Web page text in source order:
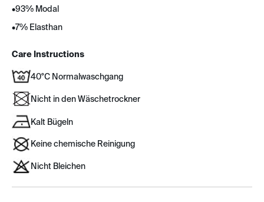
•93% Modal
•7% Elasthan
Care Instructions
40°C Normalwaschgang
Nicht in den Wäschetrockner
Kalt Bügeln
Keine chemische Reinigung
Nicht Bleichen